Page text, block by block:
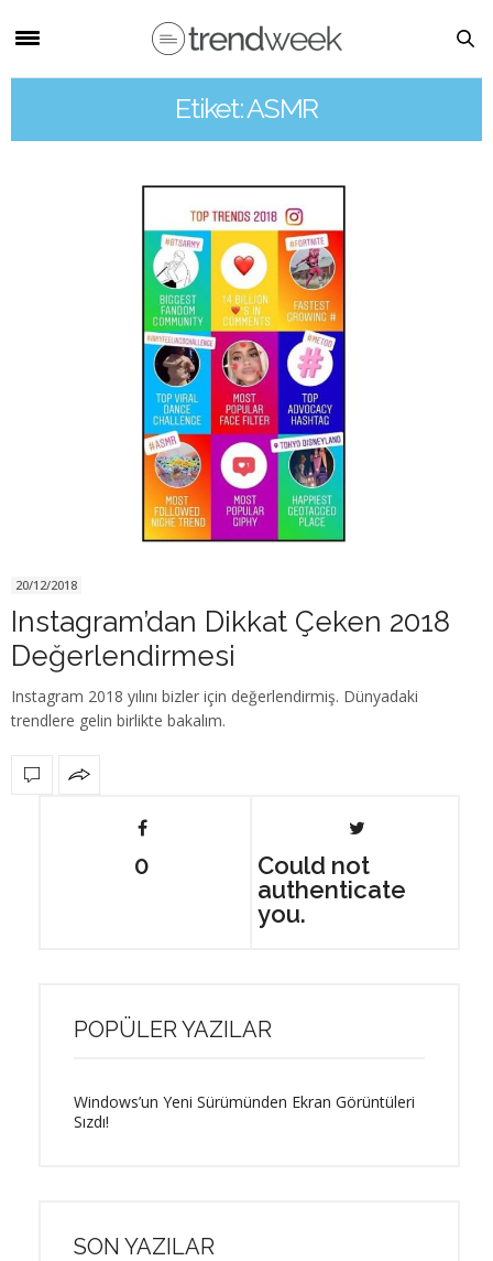
Etiket: ASMR
20/12/2018
Instagram’dan Dikkat Çeken 2018
Değerlendirmesi
Instagram 2018 yılını bizler için değerlendirmiş. Dünyadaki
trendlere gelin birlikte bakalım.
0
Could not
authenticate
you.
POPÜLER YAZILAR
Windows’un Yeni Sürümünden Ekran Görüntüleri
Sızdı!
SON YAZILAR